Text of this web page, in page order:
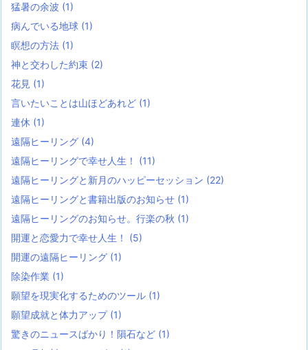
猛暑の余波 (1)
病んでいる地球 (1)
瞑想の方法 (1)
神と交わした約束 (2)
花見 (1)
言いたいことは山ほどあれど (1)
連休 (1)
遠隔ヒーリング (4)
遠隔ヒーリングで幸せ人生！ (11)
遠隔ヒーリングと新月のハッピーセッション (22)
遠隔ヒーリングと書籍出版のお知らせ (1)
遠隔ヒーリングのお知らせ。行楽の秋 (1)
開運と恋愛力で幸せ人生！ (5)
開運の遠隔ヒーリング (1)
除染作業 (1)
願望を現実化するためのツール (1)
願望成就と体力アップ (1)
驚きのニュースばかり！隕石など (1)